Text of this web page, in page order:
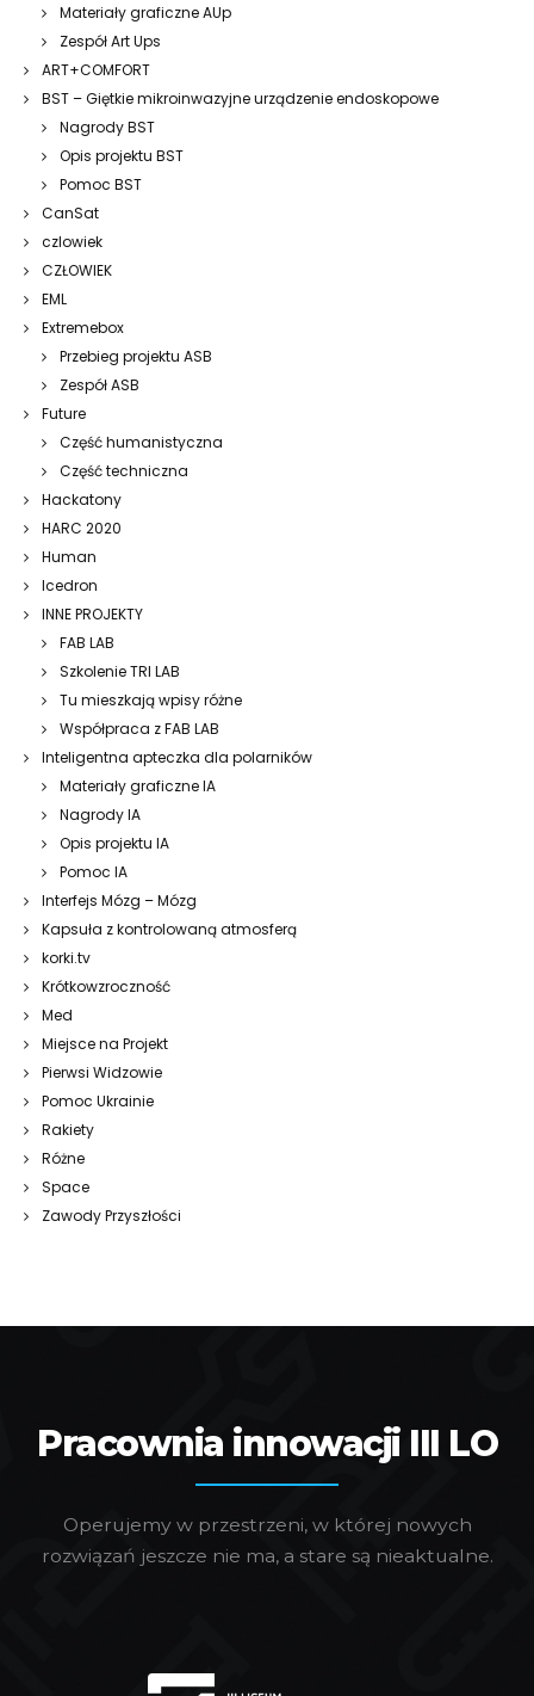
Materiały graficzne AUp
Zespół Art Ups
ART+COMFORT
BST – Giętkie mikroinwazyjne urządzenie endoskopowe
Nagrody BST
Opis projektu BST
Pomoc BST
CanSat
czlowiek
CZŁOWIEK
EML
Extremebox
Przebieg projektu ASB
Zespół ASB
Future
Część humanistyczna
Część techniczna
Hackatony
HARC 2020
Human
Icedron
INNE PROJEKTY
FAB LAB
Szkolenie TRI LAB
Tu mieszkają wpisy różne
Współpraca z FAB LAB
Inteligentna apteczka dla polarników
Materiały graficzne IA
Nagrody IA
Opis projektu IA
Pomoc IA
Interfejs Mózg – Mózg
Kapsuła z kontrolowaną atmosferą
korki.tv
Krótkowzroczność
Med
Miejsce na Projekt
Pierwsi Widzowie
Pomoc Ukrainie
Rakiety
Różne
Space
Zawody Przyszłości
Pracownia innowacji III LO
Operujemy w przestrzeni, w której nowych
rozwiązań jeszcze nie ma, a stare są nieaktualne.